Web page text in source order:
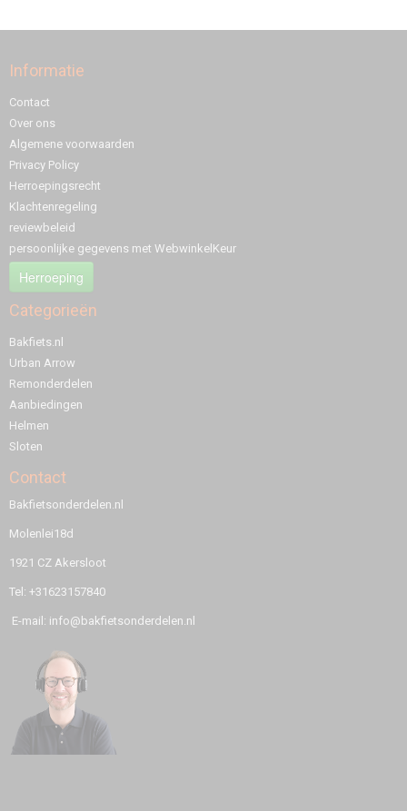
Informatie
Contact
Over ons
Algemene voorwaarden
Privacy Policy
Herroepingsrecht
Klachtenregeling
reviewbeleid
persoonlijke gegevens met WebwinkelKeur
Herroeping
Categorieën
Bakfiets.nl
Urban Arrow
Remonderdelen
Aanbiedingen
Helmen
Sloten
Contact
Bakfietsonderdelen.nl
Molenlei18d
1921 CZ Akersloot
Tel: +31623157840
E-mail: info@bakfietsonderdelen.nl